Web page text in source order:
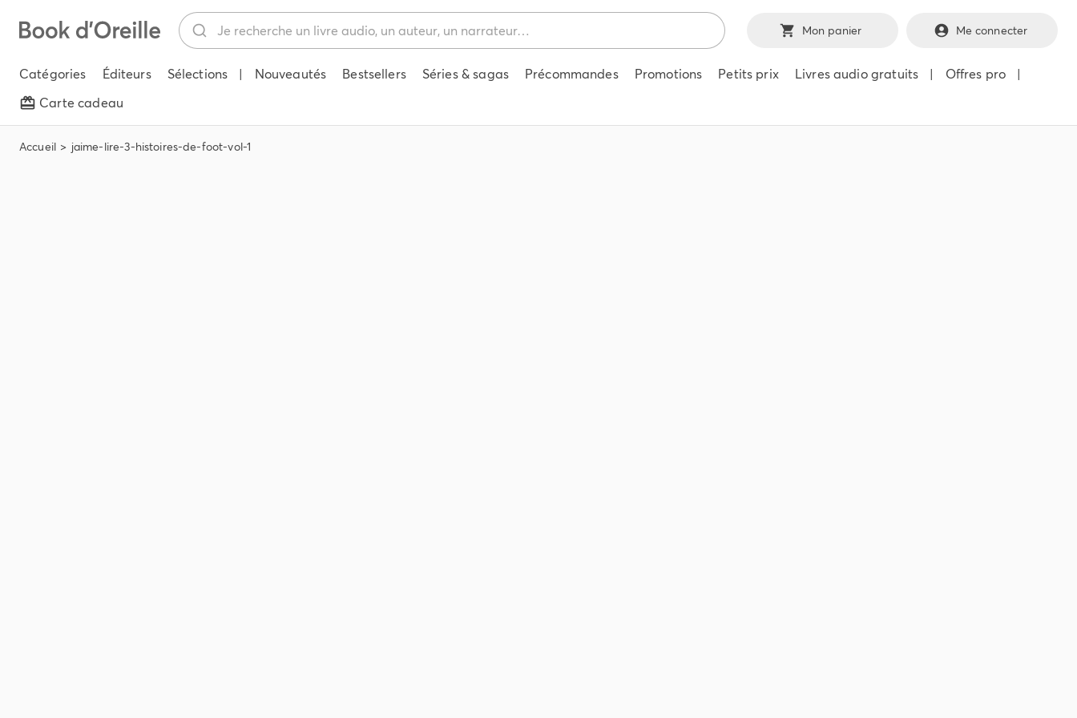
Mon panier Me connecter
Catégories Éditeurs Sélections | Nouveautés Bestsellers Séries & sagas Précommandes Promotions Petits prix Livres audio gratuits | Offres pro
|
Carte cadeau
Accueil jaime-lire-3-histoires-de-foot-vol-1